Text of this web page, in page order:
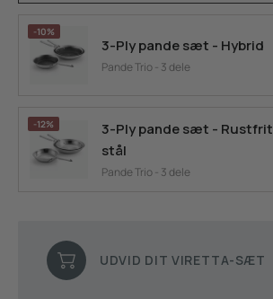
3-Ply pande sæt - Hybrid
-10%
Pande Trio - 3 dele
3-Ply pande sæt - Rustfrit
stål
-12%
Pande Trio - 3 dele
UDVID DIT VIRETTA-SÆT